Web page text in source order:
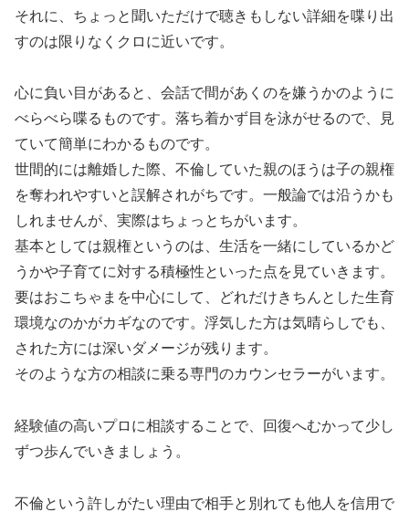
それに、ちょっと聞いただけで聴きもしない詳細を喋り出
すのは限りなくクロに近いです。
心に負い目があると、会話で間があくのを嫌うかのように
べらべら喋るものです。落ち着かず目を泳がせるので、見
ていて簡単にわかるものです。
世間的には離婚した際、不倫していた親のほうは子の親権
を奪われやすいと誤解されがちです。一般論では沿うかも
しれませんが、実際はちょっとちがいます。
基本としては親権というのは、生活を一緒にしているかど
うかや子育てに対する積極性といった点を見ていきます。
要はおこちゃまを中心にして、どれだけきちんとした生育
環境なのかがカギなのです。浮気した方は気晴らしでも、
された方には深いダメージが残ります。
そのような方の相談に乗る専門のカウンセラーがいます。
経験値の高いプロに相談することで、回復へむかって少し
ずつ歩んでいきましょう。
不倫という許しがたい理由で相手と別れても他人を信用で